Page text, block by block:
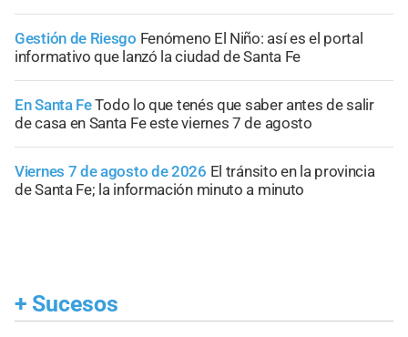
Gestión de Riesgo Fenómeno El Niño: así es el portal
informativo que lanzó la ciudad de Santa Fe
En Santa FeTodo lo que tenés que saber antes de salir
de casa en Santa Fe este viernes 7 de agosto
Viernes 7 de agosto de 2026 El tránsito en la provincia
de Santa Fe; la información minuto a minuto
+ Sucesos